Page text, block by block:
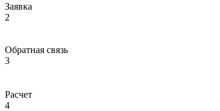
Заявка
2
Обратная связь
3
Расчет
4